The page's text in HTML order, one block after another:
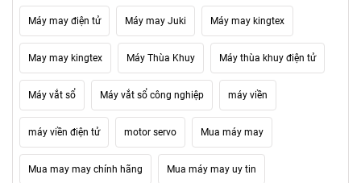
Máy may điện tử Máy may Juki Máy may kingtex
May may kingtex Máy Thùa Khuy Máy thùa khuy điện tử
Máy vắt sổ Máy vắt sổ công nghiệp máy viền
máy viền điện tử motor servo Mua máy may
Mua may may chính hãng Mua máy may uy tin